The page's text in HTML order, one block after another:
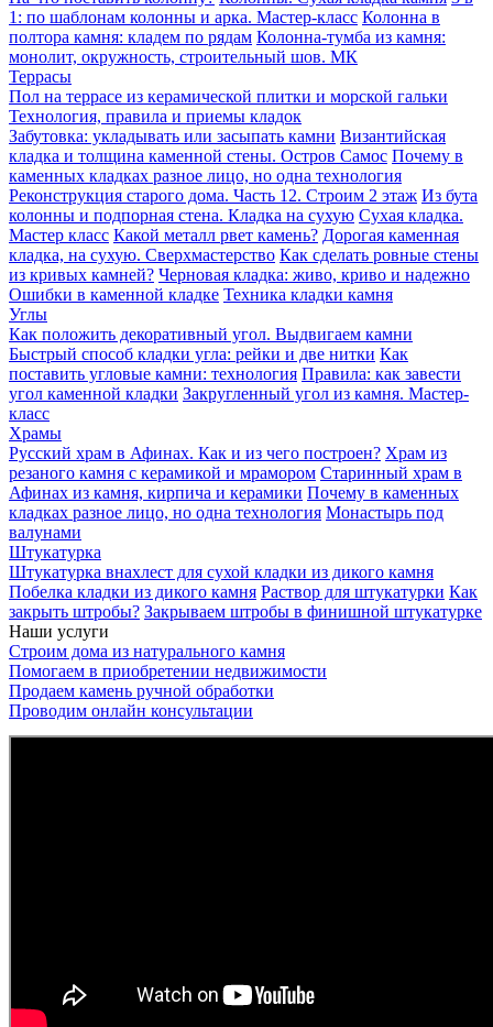
1: по шаблонам колонны и арка. Мастер-класс Колонна в
полтора камня: кладем по рядам Колонна-тумба из камня:
монолит, окружность, строительный шов. МК
Террасы
Пол на террасе из керамической плитки и морской гальки
Технология, правила и приемы кладок
Забутовка: укладывать или засыпать камни Византийская
кладка и толщина каменной стены. Остров Самос Почему в
каменных кладках разное лицо, но одна технология
Реконструкция старого дома. Часть 12. Строим 2 этаж Из бута
колонны и подпорная стена. Кладка на сухую Сухая кладка.
Мастер класс Какой металл рвет камень? Дорогая каменная
кладка, на сухую. Сверхмастерство Как сделать ровные стены
из кривых камней? Черновая кладка: живо, криво и надежно
Ошибки в каменной кладке Техника кладки камня
Углы
Как положить декоративный угол. Выдвигаем камни
Быстрый способ кладки угла: рейки и две нитки Как
поставить угловые камни: технология Правила: как завести
угол каменной кладки Закругленный угол из камня. Мастер-
класс
Храмы
Русский храм в Афинах. Как и из чего построен? Храм из
резаного камня c керамикой и мрамором Старинный храм в
Афинах из камня, кирпича и керамики Почему в каменных
кладках разное лицо, но одна технология Монастырь под
валунами
Штукатурка
Штукатурка внахлест для сухой кладки из дикого камня
Побелка кладки из дикого камня Раствор для штукатурки Как
закрыть штробы? Закрываем штробы в финишной штукатурке
Наши услуги
Строим дома из натурального камня
Помогаем в приобретении недвижимости
Продаем камень ручной обработки
Проводим онлайн консультации